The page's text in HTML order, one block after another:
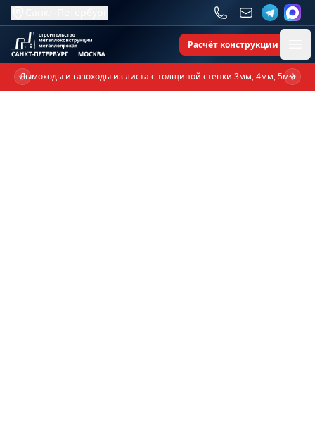
Расчёт конструкции
Дымоходы и газоходы из листа с толщиной стенки 3мм, 4мм, 5мм
Previous slide